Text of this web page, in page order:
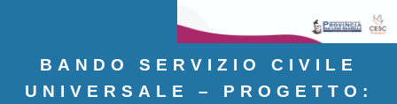
BANDO SERVIZIO CIVILE
UNIVERSALE – PROGETTO: